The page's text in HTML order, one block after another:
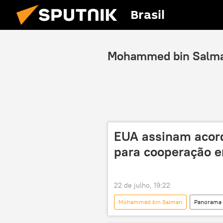
Brasil
Mohammed bin
EUA assinam
para cooperação
22 de julho, 19:22
Mohammed bin Salman
Donald Trump
Chris Wright